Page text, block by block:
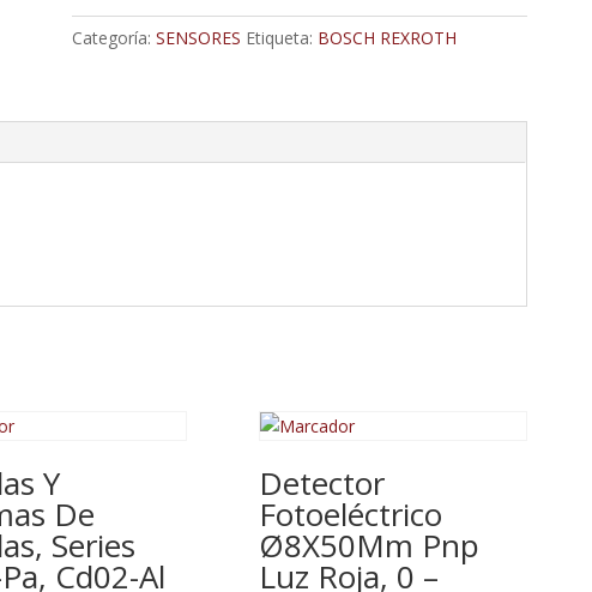
Instantáneo
M12X1,
M12-
Categoría:SENSORES Etiqueta: BOSCH REXROTH
Y
De
Series
Cd02-Al
Detector
Fotoeléctrico
Ø8X50Mm Pnp
Luz Roja, 0 –